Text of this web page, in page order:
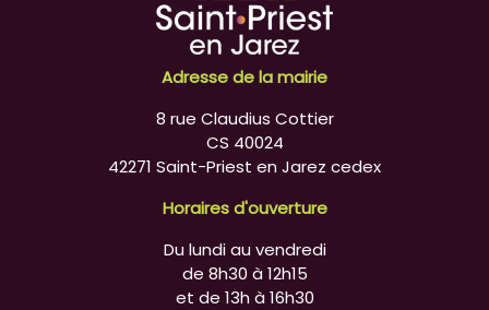
Adresse de la mairie
8 rue Claudius Cottier
CS 40024
42271 Saint-Priest en Jarez cedex
Horaires d'ouverture
Du lundi au vendredi
de 8h30 à 12h15
et de 13h à 16h30